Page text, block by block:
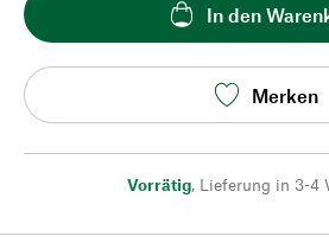
In den
Merken
Vorrätig, Lieferung in 3-4